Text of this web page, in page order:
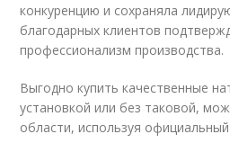
конкуренцию и сохраняла
благодарных клиентов
профессионализм производства.
Выгодно купить качественные
установкой или без таковой,
области, используя